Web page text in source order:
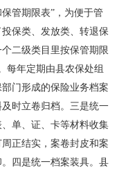
管期限表”，为便于管
保类、发放类、转退保
二级类目里按保管期限
每年定期由县农保处组
门形成的保险业务档案
时立卷归档。三是统一
单、证、卡等材料收集
正结实，案卷封皮和案
四是统一档案装具。县